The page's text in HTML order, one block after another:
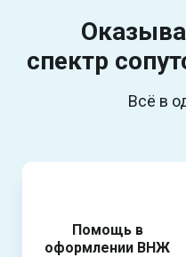
спектр
Всё в
Помощь в
оформлении ВНЖ